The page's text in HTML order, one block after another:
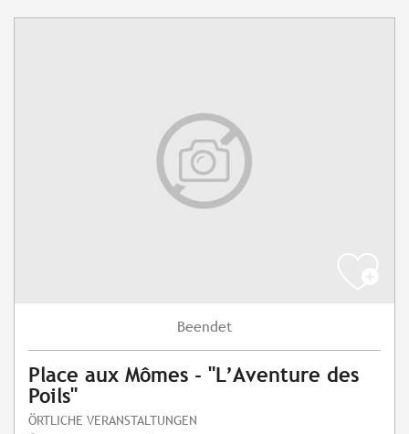
Beendet
Place aux Mômes - "L’Aventure des
Poils"
ÖRTLICHE VERANSTALTUNGEN